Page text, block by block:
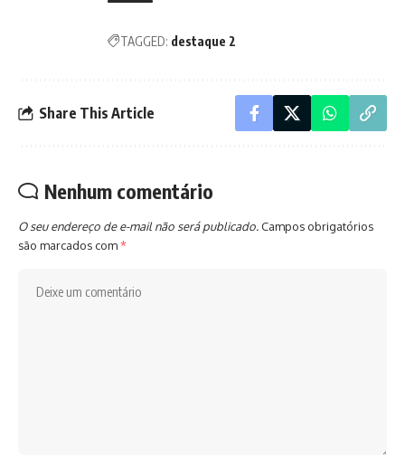
TAGGED: destaque 2
Share This Article
Nenhum comentário
O seu endereço de e-mail não será publicado. Campos obrigatórios
são marcados com*